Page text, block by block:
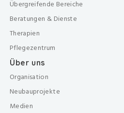
Übergreifende Bereiche
Beratungen & Dienste
Therapien
Pflegezentrum
Über uns
Organisation
Neubauprojekte
Medien